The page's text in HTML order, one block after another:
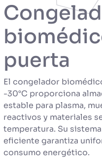
puerta
El congelador
-30°C proporciona
estable para plasma,
reactivos y materiales
temperatura. Su
eficiente garantiza
consumo energético.